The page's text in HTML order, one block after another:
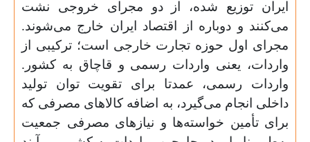
ایران توزیع شده، از دو مجرای خروجی نشت
می‌کنند و دوباره از اقتصاد ایران خارج می‌شوند.
مجرای اول حوزه تجارت خارجی است؛ ترکیبی از
واردات، یعنی واردات رسمی و قاچاق به کشور.
واردات رسمی، عمدتا برای تقویت توان تولید
داخلی انجام می‌گیرد، به اضافه کالاهای مصرفی که
برای تأمین خواسته‌ها و نیازهای مصرفی جمعیت